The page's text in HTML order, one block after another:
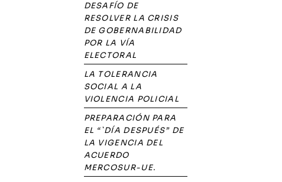
DESAFÍO DE
RESOLVER LA CRISIS
DE GOBERNABILIDAD
POR LA VÍA
ELECTORAL
LA TOLERANCIA
SOCIAL A LA
VIOLENCIA POLICIAL
PREPARACIÓN PARA
EL “`DÍA DESPUÉS” DE
LA VIGENCIA DEL
ACUERDO
MERCOSUR-UE.